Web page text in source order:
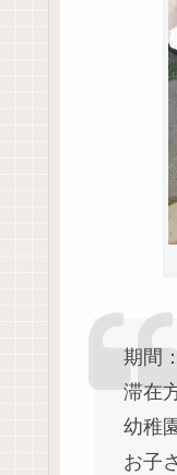
期間
滞在
幼稚
お子